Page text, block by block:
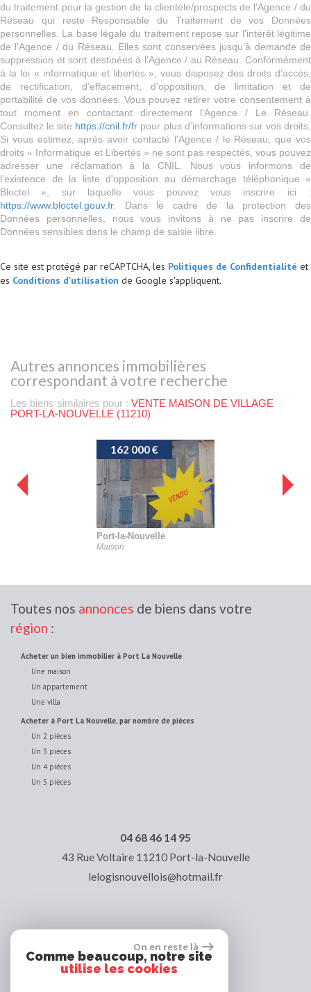
du traitement pour la gestion de la clientèle/prospects de l'Agence / du
Réseau qui reste Responsable du Traitement de vos Données
personnelles. La base légale du traitement repose sur l'intérêt légitime
de l'Agence / du Réseau. Elles sont conservées jusqu'à demande de
suppression et sont destinées à l'Agence / au Réseau. Conformément
à la loi « informatique et libertés », vous disposez des droits d’accès,
de rectification, d’effacement, d’opposition, de limitation et de
portabilité de vos données. Vous pouvez retirer votre consentement à
tout moment en contactant directement l’Agence / Le Réseau.
Consultez le site https://cnil.fr/fr pour plus d’informations sur vos droits.
Si vous estimez, après avoir contacté l'Agence / le Réseau, que vos
droits « Informatique et Libertés » ne sont pas respectés, vous pouvez
adresser une réclamation à la CNIL. Nous vous informons de
l’existence de la liste d'opposition au démarchage téléphonique «
Bloctel », sur laquelle vous pouvez vous inscrire ici :
https://www.bloctel.gouv.fr. Dans le cadre de la protection des
Données personnelles, nous vous invitons à ne pas inscrire de
Données sensibles dans le champ de saisie libre.
Ce site est protégé par reCAPTCHA, les Politiques de Confidentialité et
es Conditions d'utilisation de Google s'appliquent.
autres annonces immobilières
correspondant à votre recherche
Les biens similaires pour : VENTE MAISON DE VILLAGE
PORT-LA-NOUVELLE (11210)
Toutes nos annonces de biens dans votre
région :
acheter un bien immobilier à Port La Nouvelle
Une maison
Un appartement
Une villa
acheter à Port La Nouvelle, par nombre de pièces
Un 2 pièces
Un 3 pièces
Un 4 pièces
Un 5 pièces
04 68 46 14 95
43 Rue Voltaire 11210 Port-la-Nouvelle
lelogisnouvellois@hotmail.fr
On en reste là
Comme beaucoup, notre site
utilise les cookies